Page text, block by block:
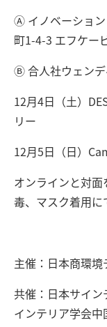
Ⓐ イノベーショ
町1-4-3 エフケー
Ⓑ 合人社ウェンデ
12月4日（土）
リー
12月5日（日）
オンラインと対
毒、マスク着用に
主催：日本商環
共催：日本サイ
インテリア学会